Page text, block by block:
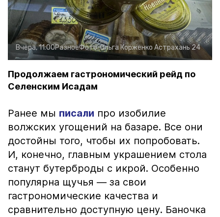
Вчера, 11:00РазноеФото:Ольга Корженко Астрахань 24
Продолжаем гастрономический рейд по
Селенским Исадам
Ранее мы писали про изобилие
волжских угощений на базаре. Все они
достойны того, чтобы их попробовать.
И, конечно, главным украшением стола
станут бутерброды с икрой. Особенно
популярна щучья — за свои
гастрономические качества и
сравнительно доступную цену. Баночка